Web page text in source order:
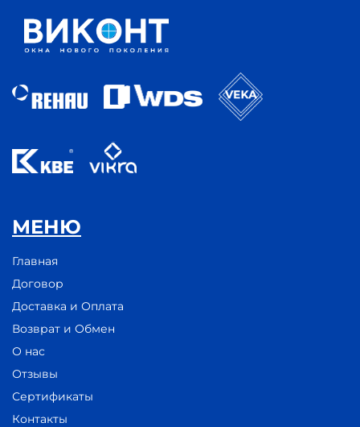
МЕНЮ
Главная
Договор
Доставка и Оплата
Возврат и Обмен
О нас
Отзывы
Сертификаты
Контакты